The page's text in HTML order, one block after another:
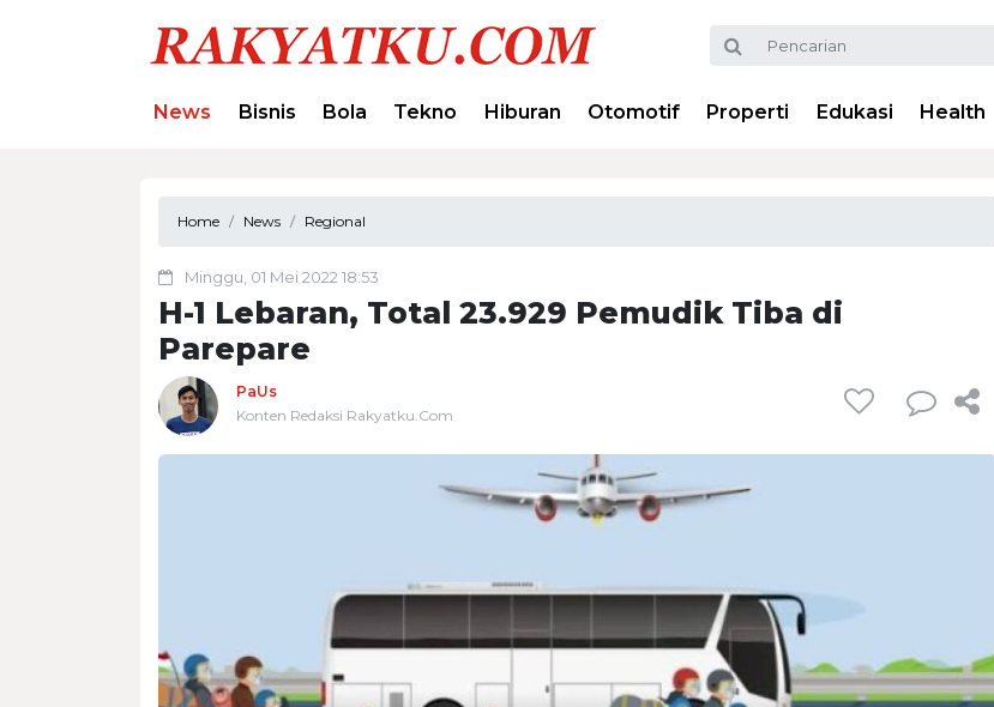
News Bisnis Bola Tekno Hiburan Otomotif Properti Edukasi Health
Home News Regional
Minggu, 01 Mei 2022 18:53
H-1 Lebaran, Total 23.929 Pemudik Tiba di
Parepare
PaUs
Konten Redaksi Rakyatku.Com